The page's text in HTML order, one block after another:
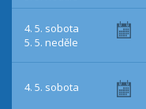
4. 5. sobota
5. 5. neděle
4. 5. sobota